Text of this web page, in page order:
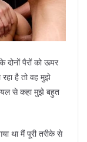
पैरों को ऊपर
है तो वह मुझे
से कहा मुझे बहुत
था मैं पूरी तरीके से